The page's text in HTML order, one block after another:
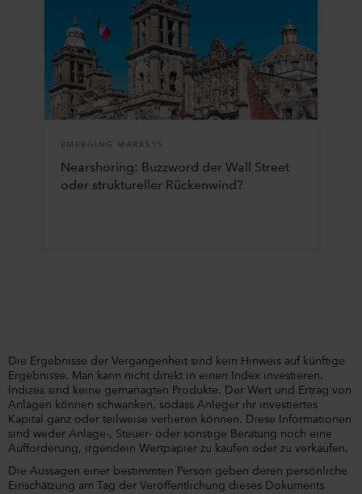
EMERGING MARKETS
Nearshoring: Buzzword der Wall Street
oder struktureller Rückenwind?
Die Ergebnisse der Vergangenheit sind kein Hinweis auf künftige
Ergebnisse. Man kann nicht direkt in einen Index investieren.
Indizes sind keine gemanagten Produkte. Der Wert und Ertrag von
Anlagen können schwanken, sodass Anleger ihr investiertes
Kapital ganz oder teilweise verlieren können. Diese Informationen
sind weder Anlage-, Steuer- oder sonstige Beratung noch eine
Aufforderung, irgendein Wertpapier zu kaufen oder zu verkaufen.
Die Aussagen einer bestimmten Person geben deren persönliche
Einschätzung am Tag der Veröffentlichung dieses Dokuments